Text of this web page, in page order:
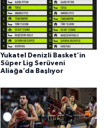
Yukatel Denizli Basket’in
Süper Lig Serüveni
Aliağa’da Başlıyor